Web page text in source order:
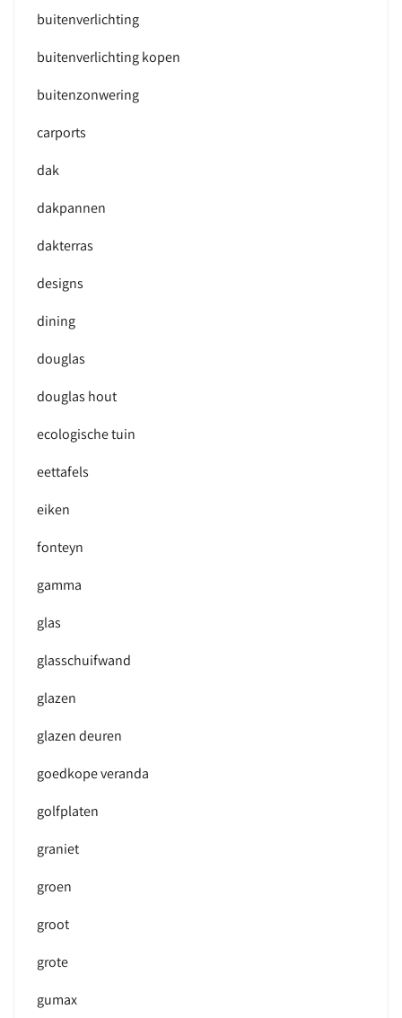
buitenverlichting
buitenverlichting kopen
buitenzonwering
carports
dak
dakpannen
dakterras
designs
dining
douglas
douglas hout
ecologische tuin
eettafels
eiken
fonteyn
gamma
glas
glasschuifwand
glazen
glazen deuren
goedkope veranda
golfplaten
graniet
groen
groot
grote
gumax